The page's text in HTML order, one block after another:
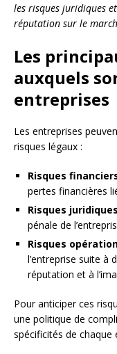
les risques juridiques
réputation sur le
Les
auxquels
entreprises
Les entreprises
risques légaux :
Risques
pertes financières
Risques
pénale de
Risques
l’entreprise suite à
réputation et à
Pour anticiper ces
une politique de
spécificités de chaque